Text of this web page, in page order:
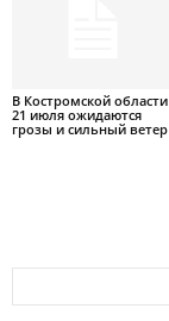
В Костромской области
21 июля ожидаются
грозы и сильный ветер